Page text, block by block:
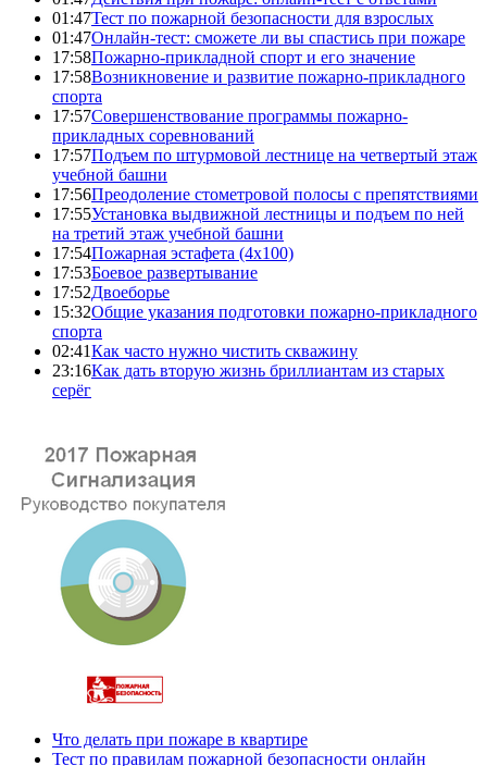
01:47Тест по пожарной безопасности для взрослых
01:47Онлайн-тест: сможете ли вы спастись при пожаре
17:58Пожарно-прикладной спорт и его значение
17:58Возникновение и развитие пожарно-прикладного
спорта
17:57Совершенствование программы пожарно-
прикладных соревнований
17:57Подъем по штурмовой лестнице на четвертый этаж
учебной башни
17:56Преодоление стометровой полосы с препятствиями
17:55Установка выдвижной лестницы и подъем по ней
на третий этаж учебной башни
17:54Пожарная эстафета (4x100)
17:53Боевое развертывание
17:52Двоеборье
15:32Общие указания подготовки пожарно-прикладного
спорта
02:41Как часто нужно чистить скважину
23:16Как дать вторую жизнь бриллиантам из старых
серёг
Что делать при пожаре в квартире
Тест по правилам пожарной безопасности онлайн